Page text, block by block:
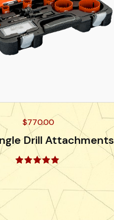
$770.00
Drill Attachments
Valorado
con
5.00